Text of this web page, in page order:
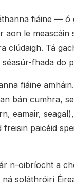
fiáine —
le meascáin
clúdaigh. Tá
fhada do
fiáine
bán cumhra,
eamair,
paicéid
n-oibríocht a
soláthróirí